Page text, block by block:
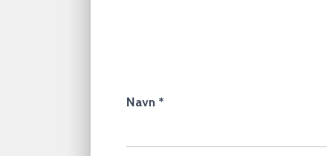
Navn *